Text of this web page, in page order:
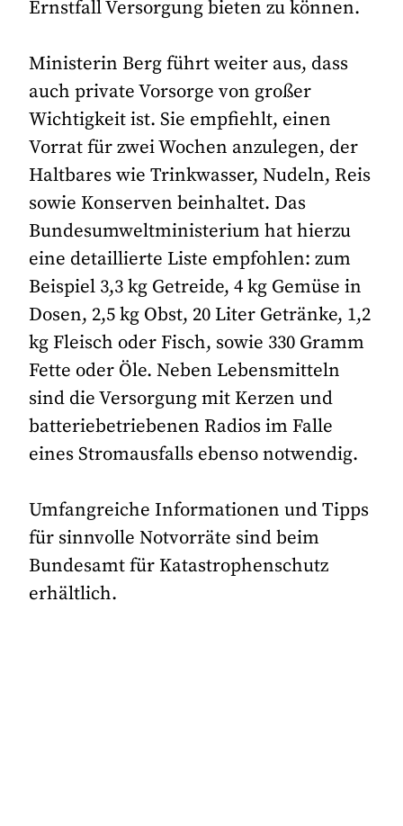
Ernstfall Versorgung bieten zu können.
Ministerin Berg führt weiter aus, dass
auch private Vorsorge von großer
Wichtigkeit ist. Sie empfiehlt, einen
Vorrat für zwei Wochen anzulegen, der
Haltbares wie Trinkwasser, Nudeln, Reis
sowie Konserven beinhaltet. Das
Bundesumweltministerium hat hierzu
eine detaillierte Liste empfohlen: zum
Beispiel 3,3 kg Getreide, 4 kg Gemüse in
Dosen, 2,5 kg Obst, 20 Liter Getränke, 1,2
kg Fleisch oder Fisch, sowie 330 Gramm
Fette oder Öle. Neben Lebensmitteln
sind die Versorgung mit Kerzen und
batteriebetriebenen Radios im Falle
eines Stromausfalls ebenso notwendig.
Umfangreiche Informationen und Tipps
für sinnvolle Notvorräte sind beim
Bundesamt für Katastrophenschutz
erhältlich.